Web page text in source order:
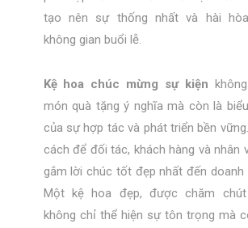
tạo nên sự thống nhất và hài
không gian buổi lễ.
Kệ hoa chúc mừng sự kiện
món quà tặng ý nghĩa mà còn là
của sự hợp tác và phát triển bền
cách để đối tác, khách hàng và nhân
gắm lời chúc tốt đẹp nhất đến doanh
Một kệ hoa đẹp, được chăm
không chỉ thể hiện sự tôn trọng mà